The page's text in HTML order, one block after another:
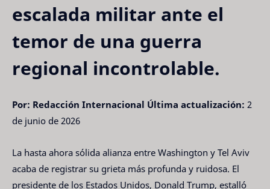
escalada militar ante el
temor de una guerra
regional incontrolable.
Por: Redacción Internacional Última actualización: 2
de junio de 2026
La hasta ahora sólida alianza entre Washington y Tel Aviv
acaba de registrar su grieta más profunda y ruidosa. El
presidente de los Estados Unidos, Donald Trump, estalló